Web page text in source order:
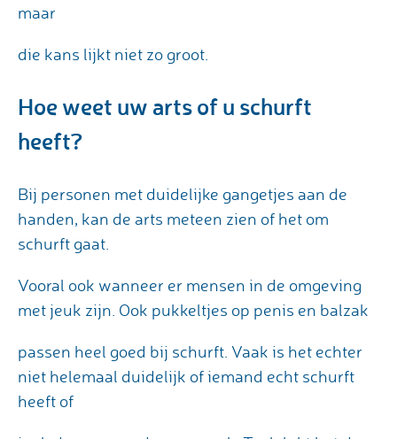
maar
die kans lijkt niet zo groot.
Hoe weet uw arts of u schurft
heeft?
Bij personen met duidelijke gangetjes aan de
handen, kan de arts meteen zien of het om
schurft gaat.
Vooral ook wanneer er mensen in de omgeving
met jeuk zijn. Ook pukkeltjes op penis en balzak
passen heel goed bij schurft. Vaak is het echter
niet helemaal duidelijk of iemand echt schurft
heeft of